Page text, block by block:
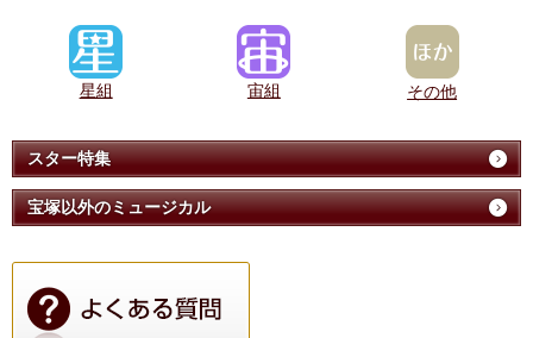
星組 宙組 その他
スター特集
宝塚以外のミュージカル